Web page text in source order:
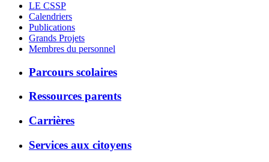
LE CSSP
Calendriers
Publications
Grands Projets
Membres du personnel
Parcours scolaires
Ressources parents
Carrières
Services aux citoyens